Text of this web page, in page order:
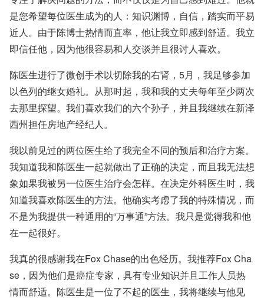
是您希望每位医生成为的人：知识渊博，自信，踏实而平易
近人。由于陈博士热情而直率，他让我立即感到舒适。我立
即信任他，因为他很容易和人交谈并且很讨人喜欢。
陈医生进行了微创手术以切除我的右肾，5月，我足够参加
以色列的继女婚礼。从那时起，我和我的丈夫每年至少两次
去那里探望。我们喜欢我们的六个孙子，并且我继续在新泽
西州担任房地产经纪人。
我以前见过的两位医生给了我完全不同的预后和治疗方案。
我知道我和陈医生一起就做出了正确的决定，而且我无法想
象如果我被另一位医生治疗会怎样。在决定外科医生时，我
知道我喜欢陈医生的方法。他确实考虑了我的特殊情况，而
不是为我提供一种通用的“万事通”方法。我只是觉得我和他
在一起很好。
我真的很感谢我在Fox Chase的出色经历。我推荐Fox Cha
se，因为他们是癌症专家，具有专业知识并且工作人员热
情而舒适。陈医生是一位了不起的医生，我将继续与他见